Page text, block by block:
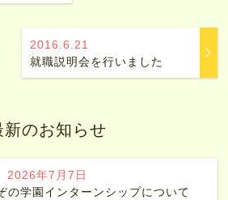
2016.6.21
就職説明会を行いました
新のお知らせ
2026年7月7日
ぞの学園インターンシップについて